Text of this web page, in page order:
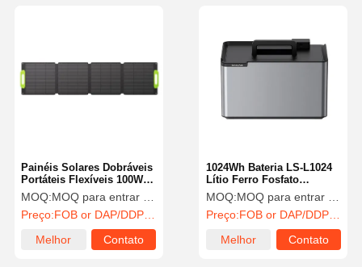
Painéis Solares Dobráveis
Portáteis Flexíveis 100W
200W 300W 400W 1500V
DC
MOQ:MOQ para entrar em contato com vendas
Preço:FOB or DAP/DDP to contact sales
Melhor
Contato
1024Wh Bateria LS-L1024
Lítio Ferro Fosfato
1024Wh 52V
MOQ:MOQ para entrar em contato com vendas
Preço:FOB or DAP/DDP to contact sales
Melhor
Contato